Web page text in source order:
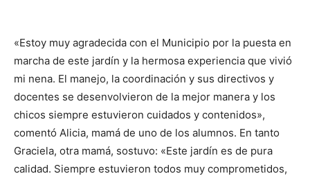
«Estoy muy agradecida con el Municipio por la puesta en
marcha de este jardín y la hermosa experiencia que vivió
mi nena. El manejo, la coordinación y sus directivos y
docentes se desenvolvieron de la mejor manera y los
chicos siempre estuvieron cuidados y contenidos»,
comentó Alicia, mamá de uno de los alumnos. En tanto
Graciela, otra mamá, sostuvo: «Este jardín es de pura
calidad. Siempre estuvieron todos muy comprometidos,